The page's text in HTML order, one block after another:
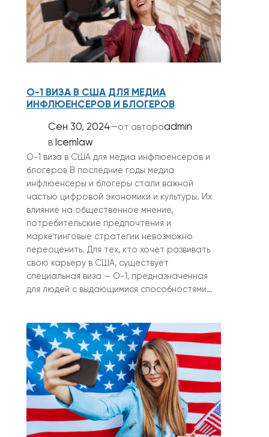
О-1 ВИЗА В США ДЛЯ МЕДИА
ИНФЛЮЕНСЕРОВ И БЛОГЕРОВ
Сен 30, 2024—от автораadmin
в Icemlaw
О-1 виза в США для медиа инфлюенсеров и
блогеров В последние годы медиа
инфлюенсеры и блогеры стали важной
частью цифровой экономики и культуры. Их
влияние на общественное мнение,
потребительские предпочтения и
маркетинговые стратегии невозможно
переоценить. Для тех, кто хочет развивать
свою карьеру в США, существует
специальная виза — О-1, предназначенная
для людей с выдающимися способностями…